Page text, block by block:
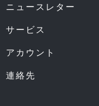
ニュースレター
サービス
アカウント
連絡先